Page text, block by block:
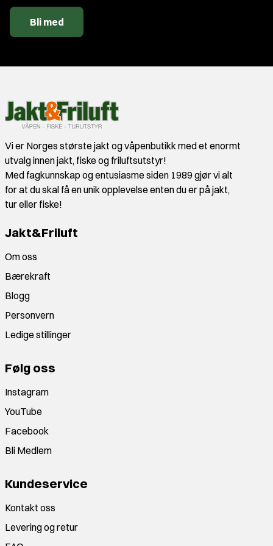
Bli med
Vi er Norges største jakt og våpenbutikk med et enormt
utvalg innen jakt, fiske og friluftsutstyr!
Med fagkunnskap og entusiasme siden 1989 gjør vi alt
for at du skal få en unik opplevelse enten du er på jakt,
tur eller fiske!
Jakt&Friluft
Om oss
Bærekraft
Blogg
Personvern
Ledige stillinger
Følg oss
Instagram
YouTube
Facebook
Bli Medlem
Kundeservice
Kontakt oss
Levering og retur